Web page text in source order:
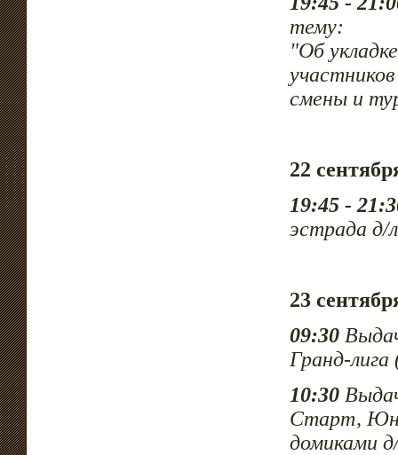
тему:
"Об
участников
смены и
22
19:45 -
эстрада д/
23
09:30
Гранд-
10:30
Старт,
домиками